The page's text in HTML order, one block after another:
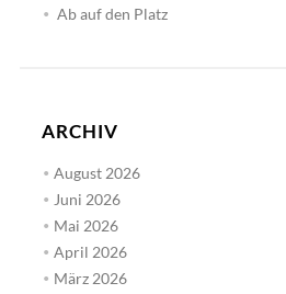
Ab auf den Platz
ARCHIV
August 2026
Juni 2026
Mai 2026
April 2026
März 2026